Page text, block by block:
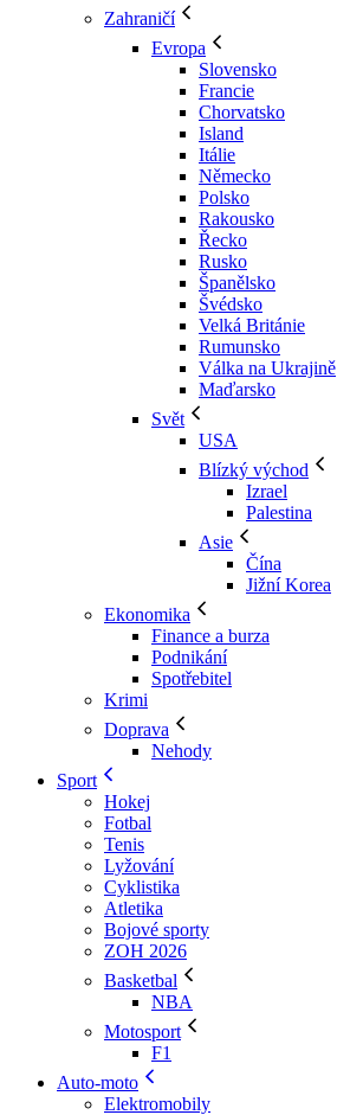
Zahraničí
Evropa
Slovensko
Francie
Chorvatsko
Island
Itálie
Německo
Polsko
Rakousko
Řecko
Rusko
Španělsko
Švédsko
Velká Británie
Rumunsko
Válka na Ukrajině
Maďarsko
Svět
USA
Blízký východ
Izrael
Palestina
Asie
Čína
Jižní Korea
Ekonomika
Finance a burza
Podnikání
Spotřebitel
Krimi
Doprava
Nehody
Sport
Hokej
Fotbal
Tenis
Lyžování
Cyklistika
Atletika
Bojové sporty
ZOH 2026
Basketbal
NBA
Motosport
F1
Auto-moto
Elektromobily